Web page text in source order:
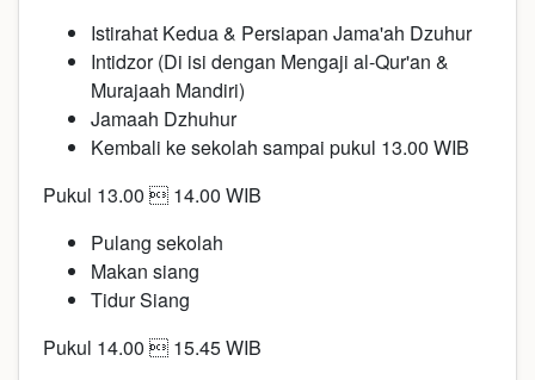
Istirahat Kedua & Persiapan Jama'ah Dzuhur
Intidzor (Di isi dengan Mengaji al-Qur'an &
Murajaah Mandiri)
Jamaah Dzhuhur
Kembali ke sekolah sampai pukul 13.00 WIB
Pukul 13.00  14.00 WIB
Pulang sekolah
Makan siang
Tidur Siang
Pukul 14.00  15.45 WIB